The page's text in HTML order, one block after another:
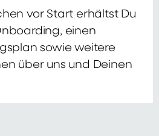
vor Start erhältst Du
einen
sowie weitere
über uns und Deinen